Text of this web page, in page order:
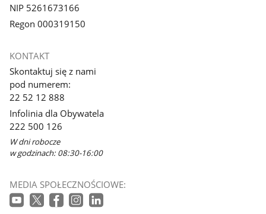
NIP 5261673166
Regon 000319150
KONTAKT
Skontaktuj się z nami
pod numerem:
22 52 12 888
Infolinia dla Obywatela
222 500 126
W dni robocze
w godzinach: 08:30-16:00
MEDIA SPOŁECZNOŚCIOWE: